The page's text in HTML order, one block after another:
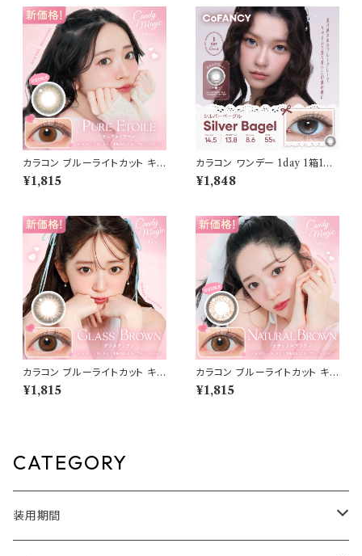
ーカラコン コンタクトレンズ
奥目 盛れる水光 自然 透明感 1
日使い捨て 紫外線 UVカット 高
含水
カラコン ブルーライトカット キャ
ンディーマジック ワンデー 【CO
LOR：ピュアエトワール】1箱10
ーカラコン コンタクトレンズ
¥1,815
カラコン ワンデー 1day 1箱10
枚入り コファンシー【COLOR：
シルバーベーグル】 度あり 度な
コン 奥目 盛れる水光 自然 透
明感 1日使い捨て 紫外線 UVカ
ット 高含水
¥1,848
カラコン ブルーライトカット キャ
ンディーマジック ワンデー 【CO
LOR：グラスブラウン】1箱10枚
¥1,815
カラコン ブルーライトカット キャ
ンディーマジック ワンデー 【CO
LOR：ナチュラルブラウン】1箱1
¥1,815
CATEGORY
装用期間